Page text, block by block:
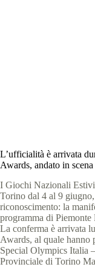
L’ufficialità è arrivata
Awards, andato in
I Giochi Nazionali
Torino dal 4 al 9
riconoscimento: la
programma di
La conferma è arrivata
Awards, al quale hanno
Special Olympics Italia
Provinciale di Torino